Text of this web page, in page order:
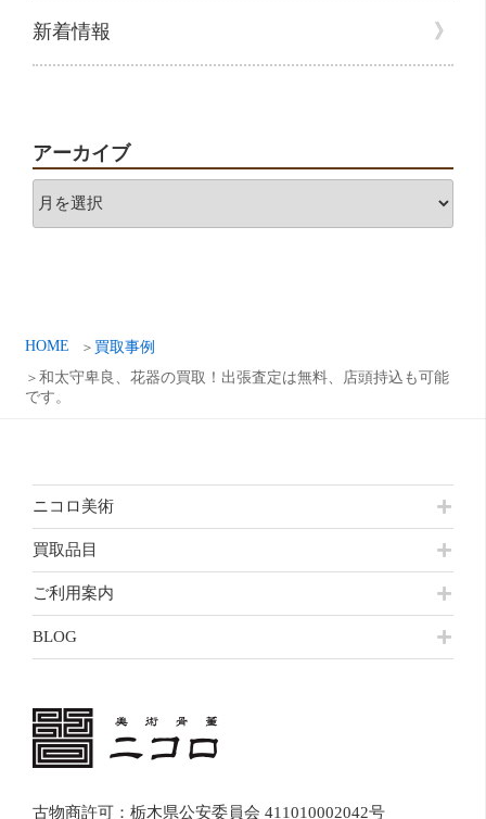
HOME
買取事例
和太守卑良、花器の買取！出張査定は無料、店頭持込も可能
です。
新着情報
アーカイブ
ア
ニコロ美術
買取品目
ご利用案内
BLOG
古物商許可：栃木県公安委員会 411010002042号